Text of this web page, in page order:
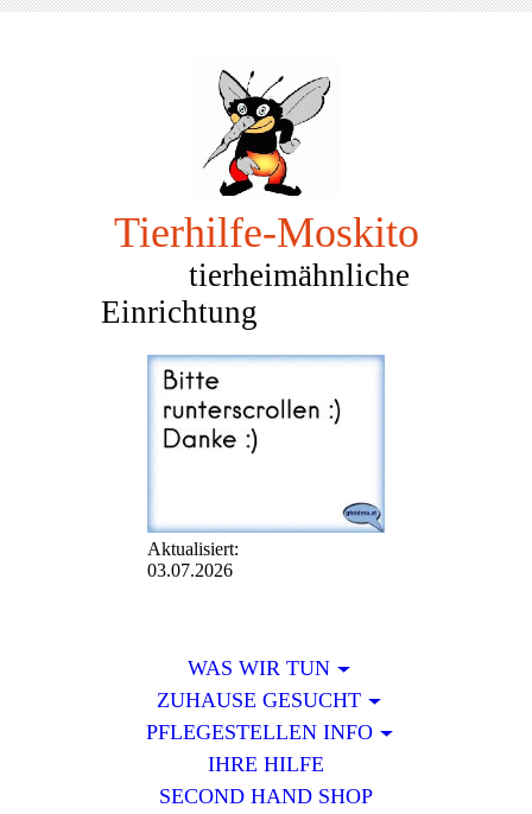
Tierhilfe-Moskito
tierheimähnliche
Einrichtung
Aktualisiert:
03.07.2026
WAS WIR TUN
ZUHAUSE GESUCHT
PFLEGESTELLEN INFO
IHRE HILFE
SECOND HAND SHOP